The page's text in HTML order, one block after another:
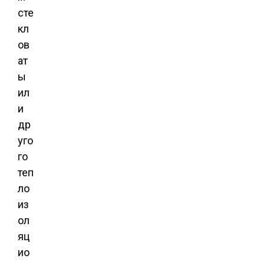
сте
кл
ов
ат
ы
ил
и
др
уго
го
теп
ло
из
ол
яц
ио